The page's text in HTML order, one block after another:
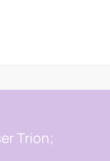
Trion;